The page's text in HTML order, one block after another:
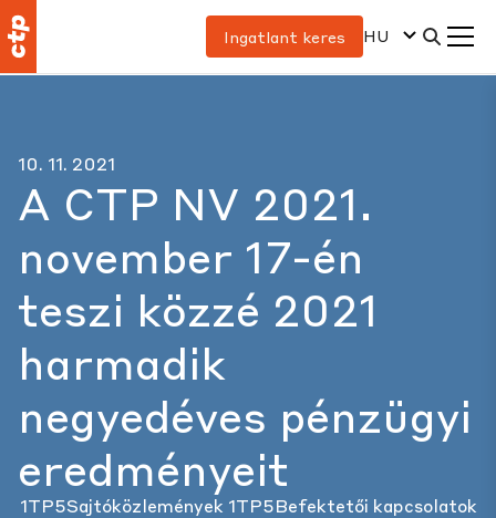
Ingatlant keres HU
10. 11. 2021
A CTP NV 2021.
november 17-én
teszi közzé 2021
harmadik
negyedéves pénzügyi
eredményeit
1TP5Sajtóközlemények 1TP5Befektetői kapcsolatok